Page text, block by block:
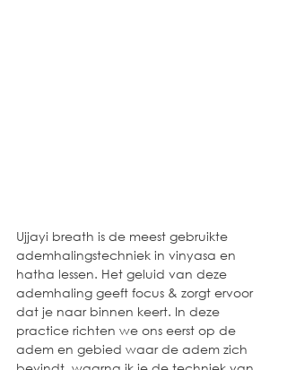
Ujjayi breath is de meest gebruikte
ademhalingstechniek in vinyasa en
hatha lessen. Het geluid van deze
ademhaling geeft focus & zorgt ervoor
dat je naar binnen keert. In deze
practice richten we ons eerst op de
adem en gebied waar de adem zich